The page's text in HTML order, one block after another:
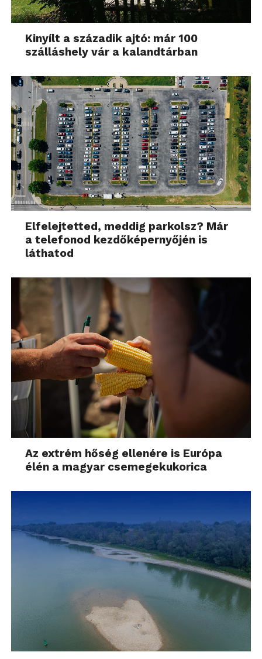
Kinyílt a századik ajtó: már 100
szálláshely vár a kalandtárban
Elfelejtetted, meddig parkolsz? Már
a telefonod kezdőképernyőjén is
láthatod
Az extrém hőség ellenére is Európa
élén a magyar csemegekukorica